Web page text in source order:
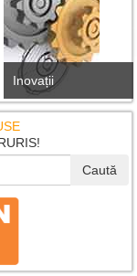
Inovații
Caută